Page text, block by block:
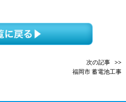
次の記事 >>
福岡市 蓄電池工事